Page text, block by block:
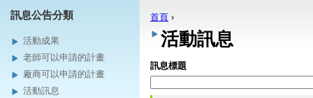
訊息公告分類
活動成果
老師可以申請的計畫
廠商可以申請的計畫
活動訊息
您在這裡
首頁 ›
活動訊息
訊息標題